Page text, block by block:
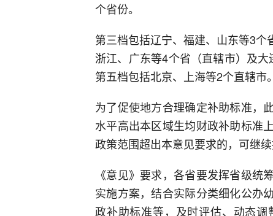
个省份。
第三档包括辽宁、福建、山东等3个
浙江、广东等4个省（直辖市）及大
第五档包括北京、上海等2个直辖市。
为了促使地方合理确定补助标准，
水平高出本区域生均财政补助标准
政策范围超出本意见要求的，可继
《意见》要求，各省要发挥省级
实施方案，结合实际分类细化公办
政补助标准等，及时评估、动态